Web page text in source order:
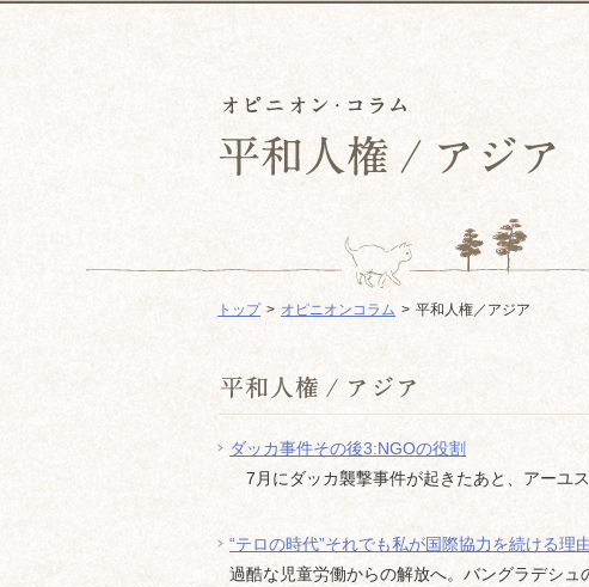
トップ オピニオンコラム 平和人権／アジア
ダッカ事件その後3:NGOの役割
7月にダッカ襲撃事件が起きたあと、アーユ
“テロの時代”それでも私が国際協力を続ける理
過酷な児童労働からの解放へ。バングラデシ